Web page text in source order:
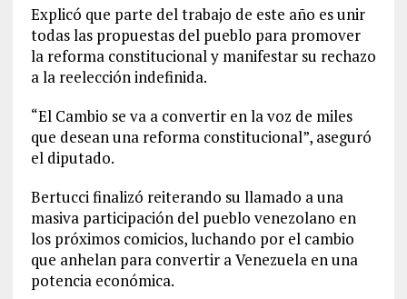
Explicó que parte del trabajo de este año es unir
todas las propuestas del pueblo para promover
la reforma constitucional y manifestar su rechazo
a la reelección indefinida.
“El Cambio se va a convertir en la voz de miles
que desean una reforma constitucional”, aseguró
el diputado.
Bertucci finalizó reiterando su llamado a una
masiva participación del pueblo venezolano en
los próximos comicios, luchando por el cambio
que anhelan para convertir a Venezuela en una
potencia económica.